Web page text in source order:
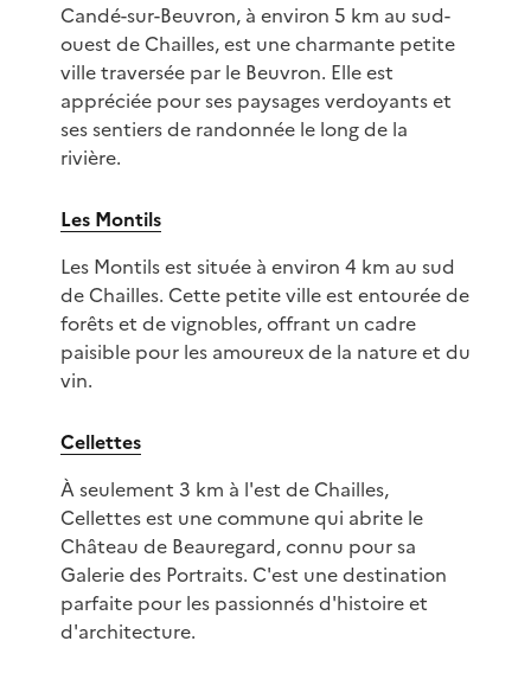
Candé-sur-Beuvron, à environ 5 km au sud-
ouest de Chailles, est une charmante petite
ville traversée par le Beuvron. Elle est
appréciée pour ses paysages verdoyants et
ses sentiers de randonnée le long de la
rivière.
Les Montils
Les Montils est située à environ 4 km au sud
de Chailles. Cette petite ville est entourée de
forêts et de vignobles, offrant un cadre
paisible pour les amoureux de la nature et du
vin.
Cellettes
À seulement 3 km à l'est de Chailles,
Cellettes est une commune qui abrite le
Château de Beauregard, connu pour sa
Galerie des Portraits. C'est une destination
parfaite pour les passionnés d'histoire et
d'architecture.